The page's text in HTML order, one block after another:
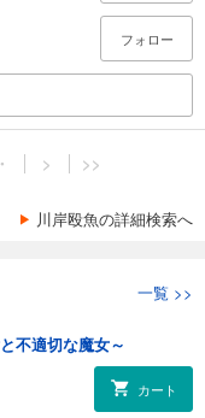
フォロー
・ > >>
川岸殴魚の詳細検索へ
一覧 >>
不適切な魔女～
カート